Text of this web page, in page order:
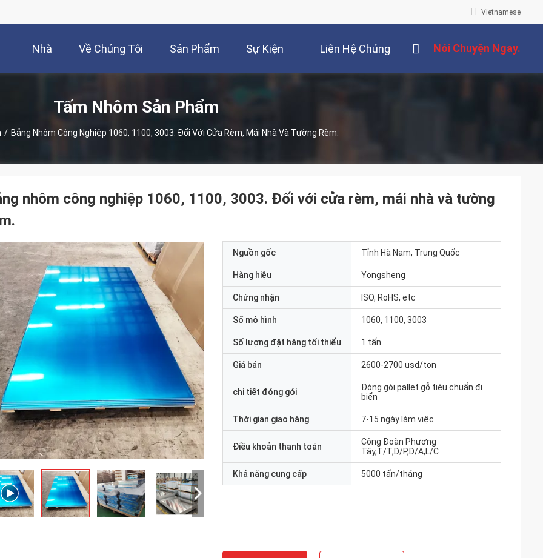
Vietnamese
Nhà Về Chúng Tôi Sản Phẩm Sự Kiện Liên Hệ Chúng Nói Chuyện Ngay.
Tấm Nhôm Sản Phẩm
/ Bảng Nhôm Công Nghiệp 1060, 1100, 3003. Đối Với Cửa Rèm, Mái Nhà Và Tường Rèm.
nhôm công nghiệp 1060, 1100, 3003. Đối với cửa rèm, mái nhà và tường
Nguồn gốc Tỉnh Hà Nam, Trung Quốc
Hàng hiệu Yongsheng
Chứng nhận ISO, RoHS, etc
Số mô hình 1060, 1100, 3003
Số lượng đặt hàng tối thiểu 1 tấn
Giá bán 2600-2700 usd/ton
chi tiết đóng gói
Đóng gói pallet gỗ tiêu chuẩn đi
biển
Thời gian giao hàng 7-15 ngày làm việc
Điều khoản thanh toán
Công Đoàn Phương
Tây,T/T,D/P,D/A,L/C
Khả năng cung cấp 5000 tấn/tháng